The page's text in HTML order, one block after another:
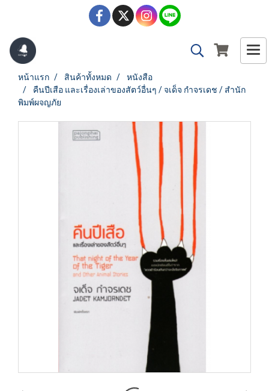
หน้าแรก สินค้าทั้งหมด
หนังสือ
คืนปีเสือ และเรื่องเล่าของสัตว์อื่นๆ / จเด็จ กำจรเดช / สำนัก
พิมพ์ผจญภัย